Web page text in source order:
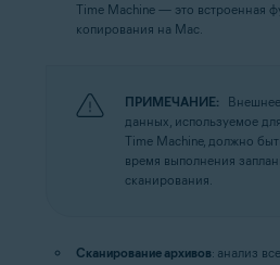
Time Machine — это встроенная
копирования на Mac.
ПРИМЕЧАНИЕ:
данных, используемое
Time Machine, должно
время выполнения
сканирования.
Сканирование архивов: анализ